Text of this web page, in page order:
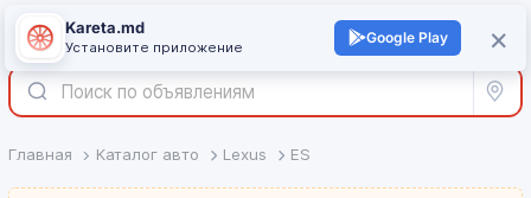
Войти +
Все
Главная Каталог авто Lexus ES
×
Kareta.md
Установите приложение
Google Play